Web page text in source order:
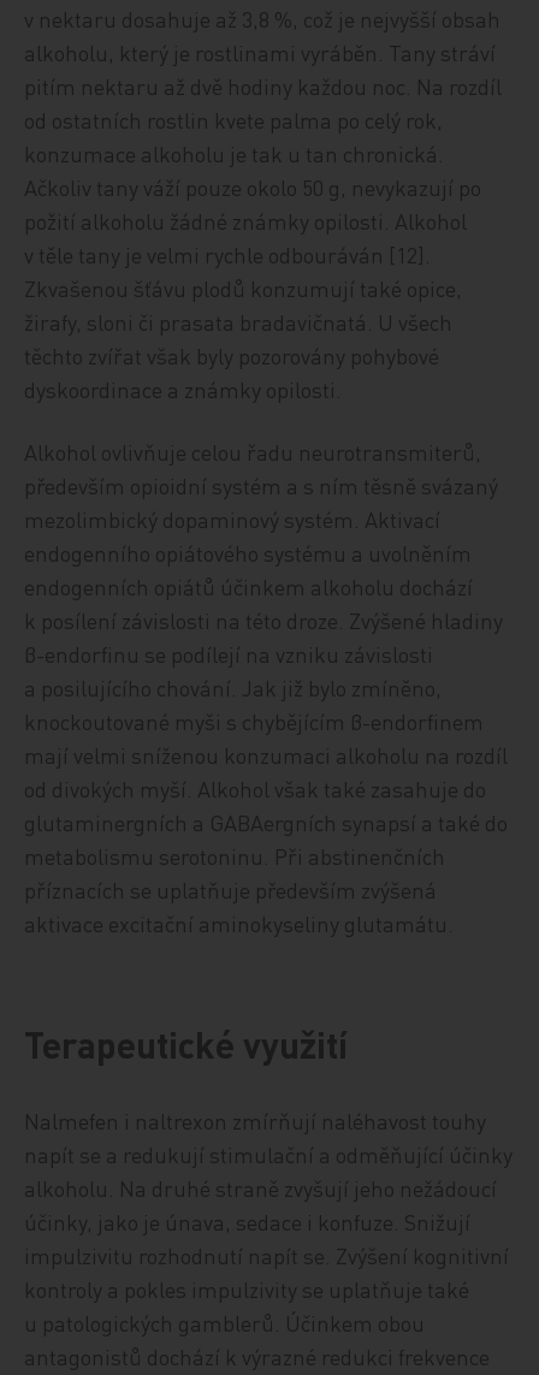
v nektaru dosahuje až 3,8 %, což je nejvyšší obsah
alkoholu, který je rostlinami vyráběn. Tany stráví
pitím nektaru až dvě hodiny každou noc. Na rozdíl
od ostatních rostlin kvete palma po celý rok,
konzumace alkoholu je tak u tan chronická.
Ačkoliv tany váží pouze okolo 50 g, nevykazují po
požití alkoholu žádné známky opilosti. Alkohol
v těle tany je velmi rychle odbouráván [12].
Zkvašenou šťávu plodů konzumují také opice,
žirafy, sloni či prasata bradavičnatá. U všech
těchto zvířat však byly pozorovány pohybové
dyskoordinace a známky opilosti.
Alkohol ovlivňuje celou řadu neurotransmiterů,
především opioidní systém a s ním těsně svázaný
mezolimbický dopaminový systém. Aktivací
endogenního opiátového systému a uvolněním
endogenních opiátů účinkem alkoholu dochází
k posílení závislosti na této droze. Zvýšené hladiny
β-endorfinu se podílejí na vzniku závislosti
a posilujícího chování. Jak již bylo zmíněno,
knockoutované myši s chybějícím β-endorfinem
mají velmi sníženou konzumaci alkoholu na rozdíl
od divokých myší. Alkohol však také zasahuje do
glutaminergních a GABAergních synapsí a také do
metabolismu serotoninu. Při abstinenčních
příznacích se uplatňuje především zvýšená
aktivace excitační aminokyseliny glutamátu.
Terapeutické využití
Nalmefen i naltrexon zmírňují naléhavost touhy
napít se a redukují stimulační a odměňující účinky
alkoholu. Na druhé straně zvyšují jeho nežádoucí
účinky, jako je únava, sedace i konfuze. Snižují
impulzivitu rozhodnutí napít se. Zvýšení kognitivní
kontroly a pokles impulzivity se uplatňuje také
u patologických gamblerů. Účinkem obou
antagonistů dochází k výrazné redukci frekvence